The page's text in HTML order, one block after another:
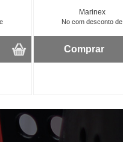
Marinex
No com desconto de
Comprar